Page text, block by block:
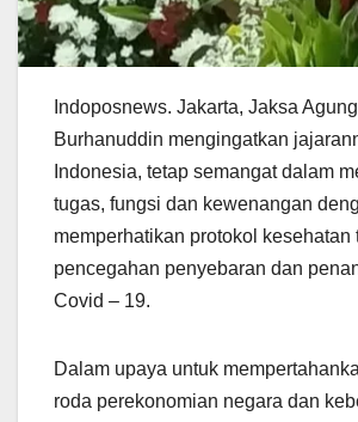
Indoposnews. Jakarta, Jaksa
Burhanuddin mengingatkan
Indonesia, tetap semangat dalam
tugas, fungsi dan kewenangan
memperhatikan protokol kesehatan
pencegahan penyebaran dan
Covid – 19.
Dalam upaya untuk
roda perekonomian negara dan